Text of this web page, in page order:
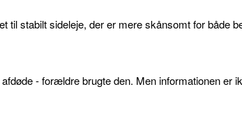
stabilt sideleje, der er mere skånsomt for både
- forældre brugte den. Men informationen er